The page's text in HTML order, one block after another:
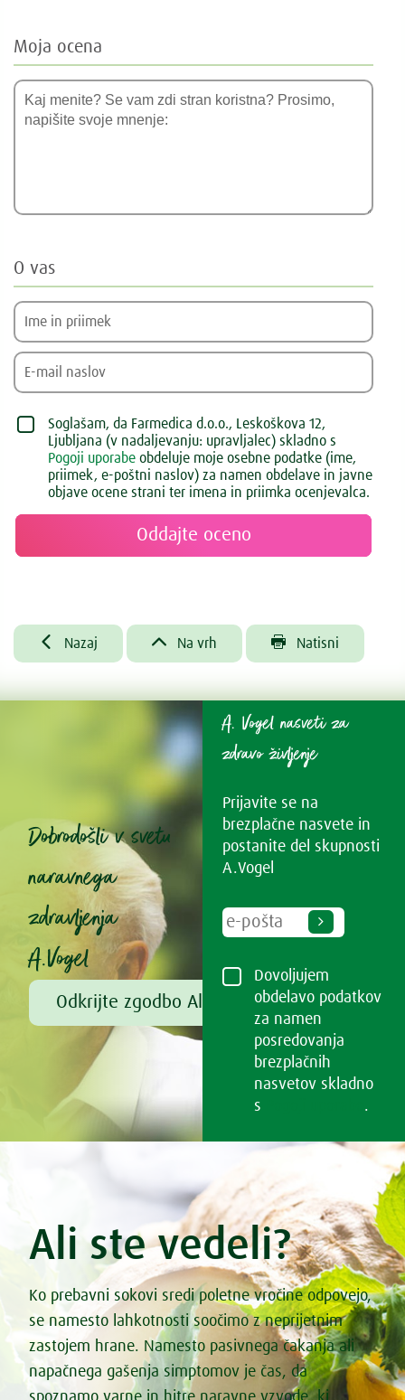
Moja ocena
O vas
Soglašam, da Farmedica d.o.o., Leskoškova 12,
Ljubljana (v nadaljevanju: upravljalec) skladno s
Pogoji uporabeobdeluje moje osebne podatke (ime,
priimek, e-poštni naslov) za namen obdelave in javne
objave ocene strani ter imena in priimka ocenjevalca.
 Nazaj  Na vrh  Natisni
Dobrodošli v svetu
naravnega
zdravljenja
A.Vogel
Odkrijte zgodbo Alfreda Vogla
A. Vogel nasveti za
zdravo življenje
Prijavite se na
brezplačne nasvete in
postanite del skupnosti
A.Vogel
Dovoljujem
obdelavo podatkov
za namen
posredovanja
brezplačnih
nasvetov skladno
s
.
Ali ste vedeli?
Ko prebavni sokovi sredi poletne vročine odpovejo,
se namesto lahkotnosti soočimo z neprijetnim
zastojem hrane. Namesto pasivnega čakanja ali
napačnega gašenja simptomov je čas, da